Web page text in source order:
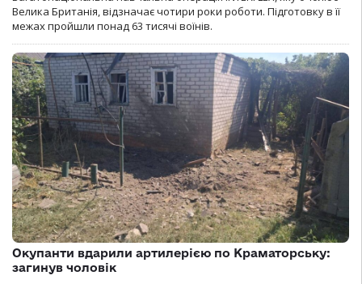
Велика Британія, відзначає чотири роки роботи. Підготовку в її
межах пройшли понад 63 тисячі воїнів.
Окупанти вдарили артилерією по Краматорську:
загинув чоловік